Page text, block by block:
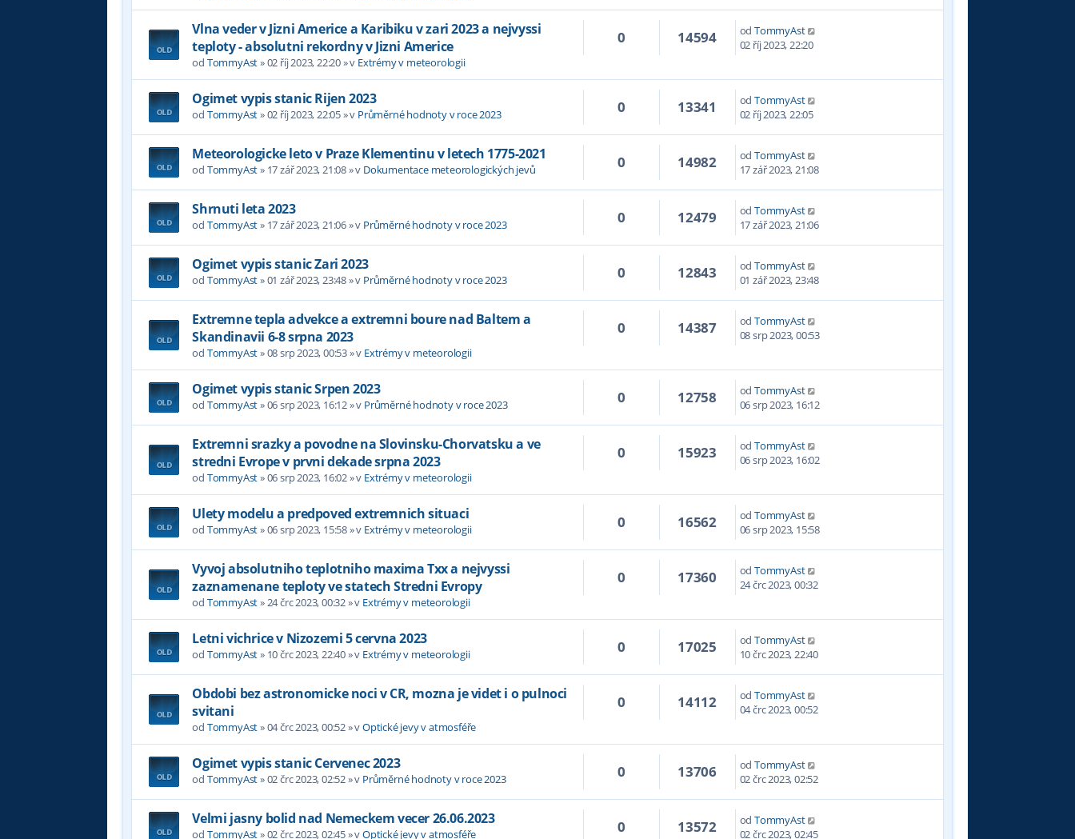
Vlna veder v Jizni Americe a Karibiku v zari 2023 a nejvyssi
teploty - absolutni rekordny v Jizni Americe
od TommyAst»02 říj 2023, 22:20» v Extrémy v meteorologii
0 14594 od TommyAst
02 říj 2023, 22:20
Ogimet vypis stanic Rijen 2023
od TommyAst»02 říj 2023, 22:05» v Průměrné hodnoty v roce 2023 0 13341 od TommyAst
02 říj 2023, 22:05
Meteorologicke leto v Praze Klementinu v letech 1775-2021
od TommyAst» 17 zář 2023, 21:08» v Dokumentace meteorologických jevů 0 14982 od TommyAst
17 zář 2023, 21:08
Shrnuti leta 2023
od TommyAst» 17 zář 2023, 21:06» v Průměrné hodnoty v roce 2023 0 12479 od TommyAst
17 zář 2023, 21:06
Ogimet vypis stanic Zari 2023
od TommyAst»01 zář 2023, 23:48» v Průměrné hodnoty v roce 2023 0 12843 od TommyAst
01 zář 2023, 23:48
Extremne tepla advekce a extremni boure nad Baltem a
Skandinavii 6-8 srpna 2023
od TommyAst»08 srp 2023, 00:53» v Extrémy v meteorologii
0 14387 od TommyAst
08 srp 2023, 00:53
Ogimet vypis stanic Srpen 2023
od TommyAst»06 srp 2023, 16:12» v Průměrné hodnoty v roce 2023 0 12758 od TommyAst
06 srp 2023, 16:12
Extremni srazky a povodne na Slovinsku-Chorvatsku a ve
stredni Evrope v prvni dekade srpna 2023
od TommyAst»06 srp 2023, 16:02» v Extrémy v meteorologii
0 15923 od TommyAst
06 srp 2023, 16:02
Ulety modelu a predpoved extremnich situaci
od TommyAst»06 srp 2023, 15:58» v Extrémy v meteorologii 0 16562 od TommyAst
06 srp 2023, 15:58
Vyvoj absolutniho teplotniho maxima Txx a nejvyssi
zaznamenane teploty ve statech Stredni Evropy
od TommyAst»24 črc 2023, 00:32» v Extrémy v meteorologii
0 17360 od TommyAst
24 črc 2023, 00:32
Letni vichrice v Nizozemi 5 cervna 2023
od TommyAst» 10 črc 2023, 22:40» v Extrémy v meteorologii 0 17025 od TommyAst
10 črc 2023, 22:40
Obdobi bez astronomicke noci v CR, mozna je videt i o pulnoci
svitani
od TommyAst»04 črc 2023, 00:52» vOptické jevy v atmosféře
0 14112 od TommyAst
04 črc 2023, 00:52
Ogimet vypis stanic Cervenec 2023
od TommyAst»02 črc 2023, 02:52» v Průměrné hodnoty v roce 2023 0 13706 od TommyAst
02 črc 2023, 02:52
Velmi jasny bolid nad Nemeckem vecer 26.06.2023
od TommyAst»02 črc 2023, 02:45» vOptické jevy v atmosféře 0 13572 od TommyAst
02 črc 2023, 02:45